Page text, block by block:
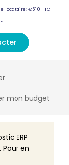
locataire: €510 TTC
mon budget
ERP
Pour en